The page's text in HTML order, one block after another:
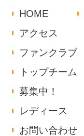
HOME
アクセス
ファンクラブ
トップチーム
募集中！
レディース
お問い合わせ